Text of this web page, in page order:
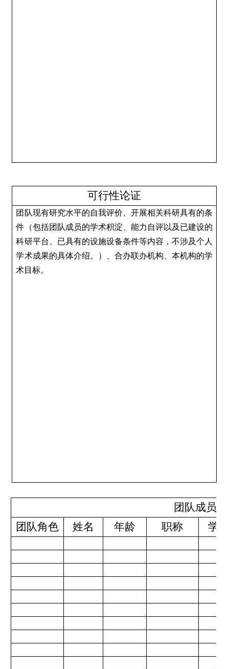
可行性论证
团队现有研究水平的自我评价、开展相关科研具有的条
件（包括团队成员的学术积淀、能力自评以及已建设的
科研平台、已具有的设施设备条件等内容，不涉及个人
学术成果的具体介绍。）、合办联办机构、本机构的学
术目标。
团队成员
团队角色
姓名 年龄 职称 学